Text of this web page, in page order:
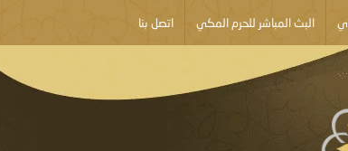
البث المباشر للحرم المكي اتصل بنا